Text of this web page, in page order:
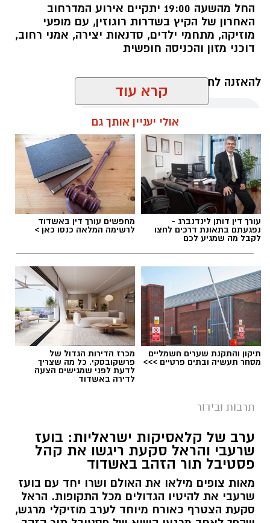
צילום טוביה סגל
ריטה ושירי מימון
, שתי מהזמרות הבולטות
בישראל, שנפגשו על במה אחת בהפקת מקור
ביצעה את להיטיה האהובים ובהם "עטוף ברחמים",
"מחכה", "בוא", "קחי לך" ו"אני חיה לי מיום ליום",
בעוד שירי מימון, החוגגת שני עשורים של עשייה
מוזיקלית, ריגשה עם "השקט שנשאר", "אהבה
קטנה", "נשימה", "לאן שלא תלכי" ושירים נוספים.
המפגש בין השתיים יצר ערב עוצמתי של קולות
נשיים, ביצועים מרגשים וחיבור מיוחד עם הקהל.
ישראלית לקראת שבת", שבה אירח חיים משה
את חבריצלילי הכרםמשה בן מוש ואהרון ירימי.
המופע החזיר את הקהל אל הקלאסיקות
הישראליות והים־תיכוניות עם שירים כמו "הקולות
של פיראוס", "אהבת חיי", "נשבע", "עוד יום עולה",
"ברחובות העיר" ו"עד סוף העולם". האווירה החמה,
בליווי שבעה נגנים וזמרת ליווי, הפכה את הערב
לקבלת פנים נלהבת. בהפקת מקור מיוחדת שילב
דוד בין ניגוני הדיוואן התימני, שירים ממרוקו, יצירות
מקוריות ושירים מוכרים מהפסקול הישראלי, ויצר
מסע מוזיקלי צבעוני ומרגש שחיבר בין מסורות,
תרבויות ושורשים.
החל מהשעה 19:00 יתקיים אירוע המדרחוב
האחרון של הקיץ בשדרות רוגוזין, עם מופעי
מוזיקה, מתחמי ילדים, סדנאות יצירה, אמני רחוב,
דוכני מזון והכניסה חופשית
להאזנה לתוכן:
עופר אשטוקר / 11:52 06.08.26
תגים:מדרחוב רוגוזין אשדוד
קרדיט צילום: ODREY, טים נודלמן
עיריית אשדוד מזמינה את תושבי העיר והסביבה
לחגוג את אירוע המדרחוב האחרון של הקיץ,
שייערך ביום חמישי החל מהשעה 19:00 בשדרות
קרא עוד
אולי יעניין אותך גם
עורך דין דותן לינדנברג -
נפגעתם בתאונת דרכים לחצו
לקבל מה שמגיע לכם
מחפשים עורך דין באשדוד
לרשימה המלאה כנסו כאן >
תיקון והתקנת שערים חשמליים
מסחר תעשיה ובתים פרטיים >>>
מכרז הדירות הגדול של
פרשקובסקי. כל מה שצריך
לדעת לפני שמגישים הצעה
לדירה באשדוד
תרבות ובידור
ערב של קלאסיקות ישראליות: בועז
שרעבי והראל סקעת ריגשו את קהל
פסטיבל תור הזהב באשדוד
מאות צופים מילאו את האולם ושרו יחד עם בועז
שרעבי את להיטיו הגדולים מכל התקופות. הראל
סקעת הצטרף כאורח מיוחד לערב מוזיקלי מרגש,